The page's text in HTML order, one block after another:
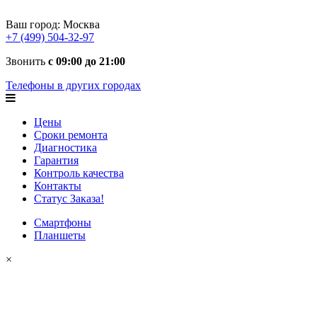
Ваш город: Москва
+7 (499) 504-32-97
Звонить с 09:00 до 21:00
Телефоны в других городах
Цены
Сроки ремонта
Диагностика
Гарантия
Контроль качества
Контакты
Статус Заказа!
Смартфоны
Планшеты
×